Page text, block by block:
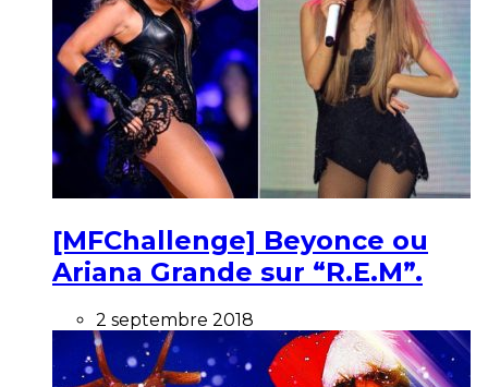
[MFChallenge] Beyonce ou
Ariana Grande sur “R.E.M”.
2 septembre 2018